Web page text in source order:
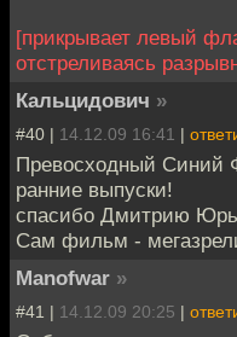
[прикрывает левый
отстреливаясь
Кальцидович »
#40 | 14.12.09 16:41 |
Превосходный Синий
ранние выпуски!
спасибо Дмитрию
Сам фильм -
Manofwar »
#41 | 14.12.09 20:25 |